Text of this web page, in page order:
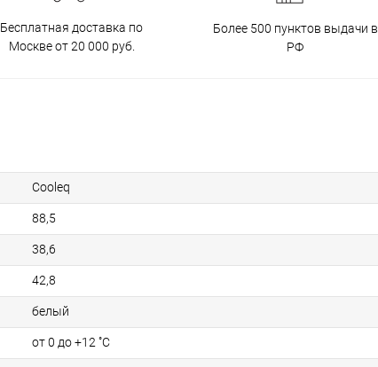
Бесплатная доставка по
Москве от 20 000 руб.
Более 500 пунктов выдачи в
РФ
Cooleq
88,5
38,6
42,8
белый
от 0 до +12 ˚C